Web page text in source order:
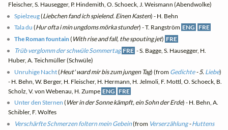
Fleischer, S. Hausegger, P. Hindemith, O. Schoeck, J. Weismann (Abendwolke)
Spielzeug(Liebchen fand ich spielend. Einen Kasten) - H. Behn
Tala du (Hur ofta i min ungdoms mörka stunder) - T. Rangström ENG FRE
The Roman fountain( With rise and fall, the spouting jet) FRE
Trüb verglomm der schwüle Sommertag FRE - S. Bagge, S. Hausegger, H.
Huber, A. Teichmüller (Schwüle)
Unruhige Nacht(Heut' ward mir bis zum jungen Tag) (from Gedichte- 5. Liebe)
- H. Behn, W. Berger, H. Fleischer, H. Hermann, H. Jelmoli, F. Mottl, O. Schoeck, B.
Scholz, V. von Webenau, H. Zumpe ENG FRE
Unter den Sternen ( Wer in der Sonne kämpft, ein Sohn der Erde) - H. Behn, A.
Schibler, F. Wolfes
Verschärfte Schmerzen foltern mein Gebein(from Verserzählung-Huttens